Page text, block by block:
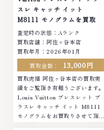
スレ キャッチ イット
M8111 モノグラムを買取
査定時の状態：Aランク
買取店舗：阿佐ヶ谷本店
買取年月：2026年01月
買取金額：
13,000円
買取虎福 阿佐ヶ谷本店の買取実
績をご覧頂き有難うございます。
Louis Vuitton ブレスレット ブ
ラスレ キャッチ イット M8111
モノグラムをお買取りさせて頂き